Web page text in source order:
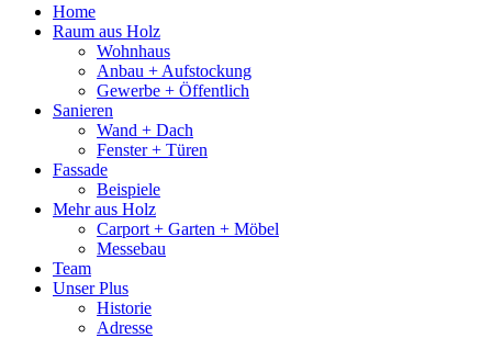
Home
Raum aus Holz
Wohnhaus
Anbau + Aufstockung
Gewerbe + Öffentlich
Sanieren
Wand + Dach
Fenster + Türen
Fassade
Beispiele
Mehr aus Holz
Carport + Garten + Möbel
Messebau
Team
Unser Plus
Historie
Adresse